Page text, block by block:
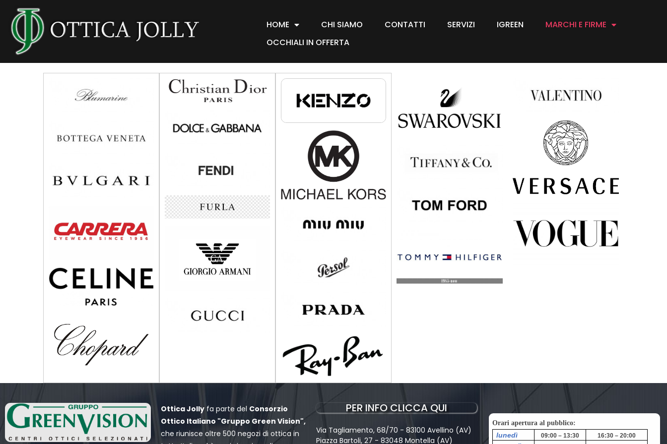
HOME CHI SIAMO CONTATTI SERVIZI IGREEN
MARCHI E FIRME
OCCHIALI IN OFFERTA
Ottica Jollyfa parte del Consorzio
Ottico Italiano "Gruppo Green Vision",
che riunisce oltre 500 negozi di ottica in
PER INFO CLICCA QUI
Via Tagliamento, 68/70 - 83100 Avellino (AV)
Piazza Bartoli, 27 - 83048 Montella (AV)
Orari apertura al pubblico:
lunedì 09:00 – 13:30 16:30 – 20:00